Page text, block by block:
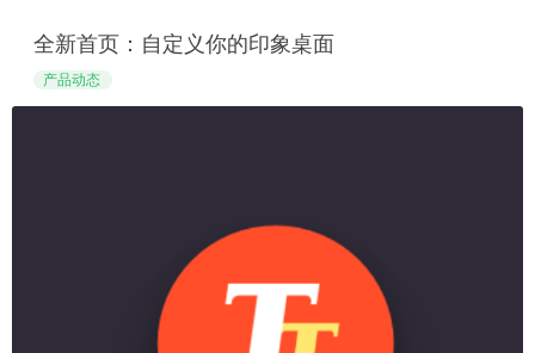
全新首页：自定义你的印象桌面
产品动态